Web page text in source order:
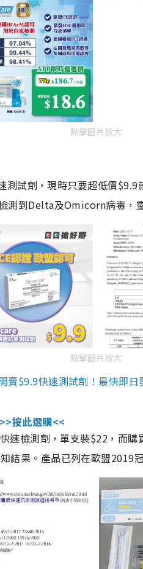
點擊圖片放大
試劑，現時只要超低價
測到Delta及Omicorn病毒，
點擊圖片放大
賣$9.9快速測試劑！最快即
>>按此選購<<
速檢測劑，單支裝$22，而
結果。產品已列在歐盟2019